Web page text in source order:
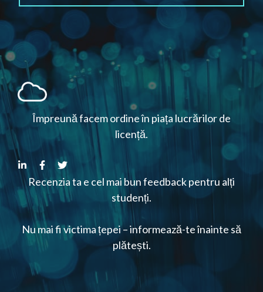
Împreună facem ordine în piața lucrărilor de
licență.
Recenzia ta e cel mai bun feedback pentru alți
studenți.
Nu mai fi victima țepei – informează-te înainte să
plătești.